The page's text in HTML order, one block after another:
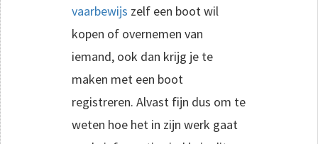
vaarbewijs zelf een boot wil
kopen of overnemen van
iemand, ook dan krijg je te
maken met een boot
registreren. Alvast fijn dus om te
weten hoe het in zijn werk gaat